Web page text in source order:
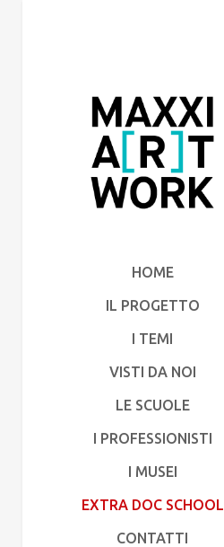
HOME
IL PROGETTO
I TEMI
VISTI DA NOI
LE SCUOLE
I PROFESSIONISTI
I MUSEI
EXTRA DOC SCHOOL
CONTATTI